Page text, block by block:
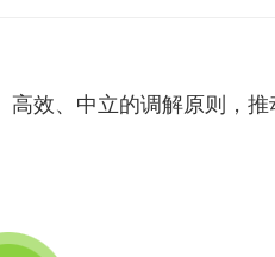
效、中立的调解原则，